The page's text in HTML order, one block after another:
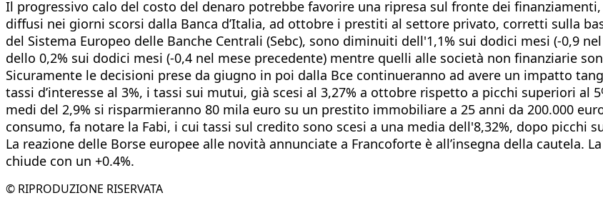
Il progressivo calo del costo del denaro potrebbe favorire una ripresa sul fronte dei
diffusi nei giorni scorsi dalla Banca d’Italia, ad ottobre i prestiti al settore privato, corretti sulla
del Sistema Europeo delle Banche Centrali (Sebc), sono diminuiti dell'1,1% sui dodici mesi (-0,9
dello 0,2% sui dodici mesi (-0,4 nel mese precedente) mentre quelli alle società non finanziarie
Sicuramente le decisioni prese da giugno in poi dalla Bce continueranno ad avere un impatto
tassi d’interesse al 3%, i tassi sui mutui, già scesi al 3,27% a ottobre rispetto a picchi superiori al
medi del 2,9% si risparmieranno 80 mila euro su un prestito immobiliare a 25 anni da 200.000
consumo, fa notare la Fabi, i cui tassi sul credito sono scesi a una media dell'8,32%, dopo picchi
La reazione delle Borse europee alle novità annunciate a Francoforte è all’insegna della cautela.
chiude con un +0.4%.
© RIPRODUZIONE RISERVATA